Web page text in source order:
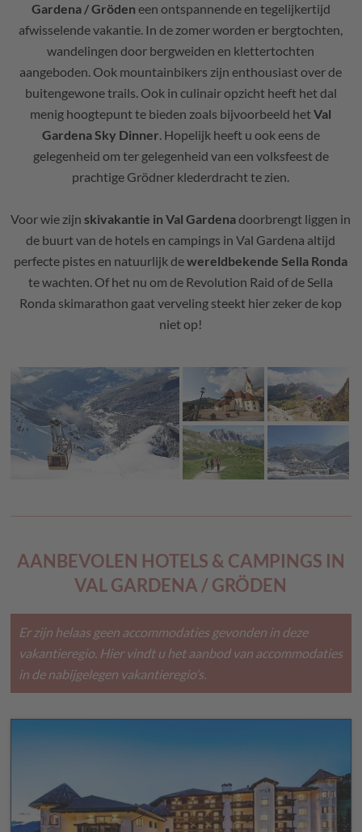
Gardena / Gröden een ontspannende en tegelijkertijd
afwisselende vakantie. In de zomer worden er bergtochten,
wandelingen door bergweiden en klettertochten
aangeboden. Ook mountainbikers zijn enthousiast over de
buitengewone trails. Ook in culinair opzicht heeft het dal
menig hoogtepunt te bieden zoals bijvoorbeeld hetVal
Gardena Sky Dinner. Hopelijk heeft u ook eens de
gelegenheid om ter gelegenheid van een volksfeest de
prachtige Grödner klederdracht te zien.
Voor wie zijnskivakantie in Val Gardenadoorbrengt liggen in
de buurt van de hotels en campings in Val Gardena altijd
perfecte pistes en natuurlijk dewereldbekende Sella Ronda
te wachten. Of het nu om de Revolution Raid of de Sella
Ronda skimarathon gaat verveling steekt hier zeker de kop
niet op!
AANBEVOLEN HOTELS & CAMPINGS IN
VAL GARDENA / GRÖDEN
Er zijn helaas geen accommodaties gevonden in deze
vakantieregio. Hier vindt u het aanbod van accommodaties
in de nabijgelegen vakantieregio’s.